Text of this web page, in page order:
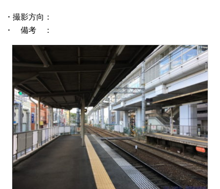
・撮影方向：
・ 備考 ：